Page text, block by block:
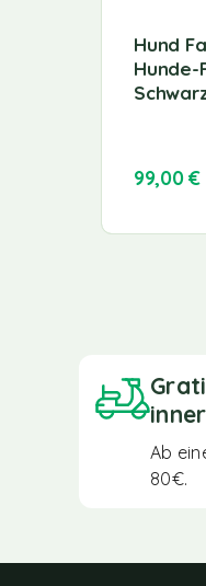
Hund
99,00€
Ab
80€.